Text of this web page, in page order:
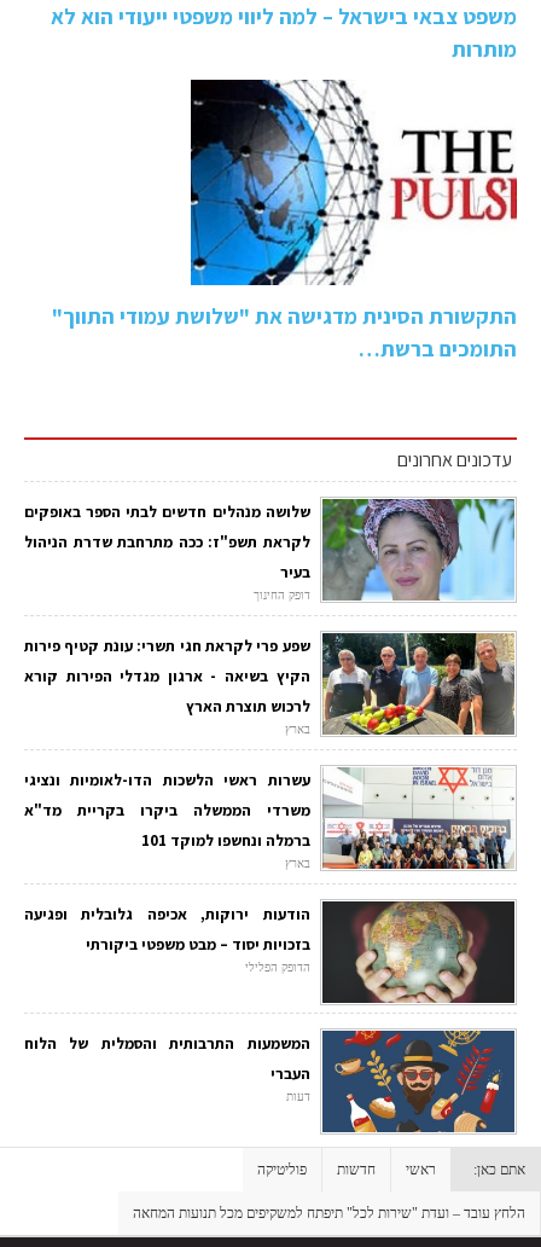
משפט צבאי בישראל – למה ליווי משפטי ייעודי הוא לא
מותרות
התקשורת הסינית מדגישה את "שלושת עמודי התווך"
התומכים ברשת…
עדכונים אחרונים
שלושה מנהלים חדשים לבתי הספר באופקים
לקראת תשפ"ז: ככה מתרחבת שדרת הניהול
בעיר
דופק החינוך
שפע פרי לקראת חגי תשרי: עונת קטיף פירות
הקיץ בשיאה - ארגון מגדלי הפירות קורא
לרכוש תוצרת הארץ
בארץ
עשרות ראשי הלשכות הדו-לאומיות ונציגי
משרדי הממשלה ביקרו בקריית מד"א
ברמלה ונחשפו למוקד 101
בארץ
הודעות ירוקות, אכיפה גלובלית ופגיעה
בזכויות יסוד – מבט משפטי ביקורתי
הדופק הפלילי
המשמעות התרבותית והסמלית של הלוח
העברי
דעות
אתם כאן: ראשי חדשות פוליטיקה
הלחץ עובד – ועדת "שירות לכל" תיפתח למשקיפים מכל תנועות המחאה